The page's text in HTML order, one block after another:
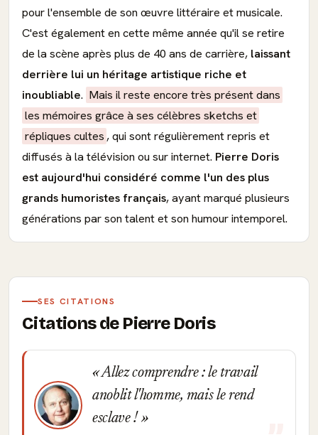
pour l'ensemble de son œuvre littéraire et musicale.
C'est également en cette même année qu'il se retire
de la scène après plus de 40 ans de carrière, laissant
derrière lui un héritage artistique riche et
inoubliable. Mais il reste encore très présent dans
les mémoires grâce à ses célèbres sketchs et
répliques cultes , qui sont régulièrement repris et
diffusés à la télévision ou sur internet. Pierre Doris
est aujourd'hui considéré comme l'un des plus
grands humoristes français, ayant marqué plusieurs
générations par son talent et son humour intemporel.
SES CITATIONS
Citations de Pierre Doris
Allez comprendre : le travail
anoblit l'homme, mais le rend
esclave !